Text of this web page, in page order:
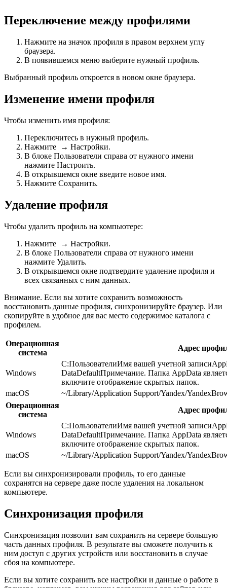
Переключение между профилями
Нажмите на значок профиля в правом верхнем углу
браузера.
В появившемся меню выберите нужный профиль.
Выбранный профиль откроется в новом окне браузера.
Изменение имени профиля
Чтобы изменить имя профиля:
Переключитесь в нужный профиль.
Нажмите
→ Настройки.
В блоке Пользователи справа от нужного имени
нажмите Настроить.
В открывшемся окне введите новое имя.
Нажмите Сохранить.
Удаление профиля
Чтобы удалить профиль на компьютере:
Нажмите
→ Настройки.
В блоке Пользователи справа от нужного имени
нажмите Удалить.
В открывшемся окне подтвердите удаление профиля и
всех связанных с ним данных.
Внимание. Если вы хотите сохранить возможность
восстановить данные профиля, синхронизируйте браузер. Или
скопируйте в удобное для вас место содержимое каталога с
профилем.
Операционная
система
Адрес
Windows
C:ПользователиИмя вашей учетной
DataDefaultПримечание. Папка AppData
включите отображение скрытых папок.
macOS
~/Library/Application Support/Yandex/
Операционная
система
Адрес
Windows
C:ПользователиИмя вашей учетной
DataDefaultПримечание. Папка AppData
включите отображение скрытых папок.
macOS
~/Library/Application Support/Yandex/
Если вы синхронизировали профиль, то его данные
сохранятся на сервере даже после удаления на локальном
компьютере.
Синхронизация профиля
Синхронизация позволит вам сохранить на сервере большую
часть данных профиля. В результате вы сможете получить к
ним доступ с других устройств или восстановить в случае
сбоя на компьютере.
Если вы хотите сохранить все настройки и данные о работе в